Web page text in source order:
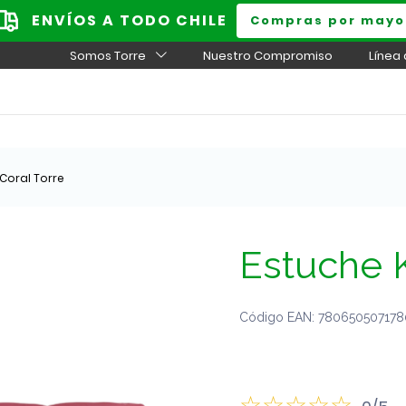
ENVÍOS A TODO CHILE Compras por
Somos Torre Nuestro Compromiso Línea
Torre
Estuche
Código EAN: